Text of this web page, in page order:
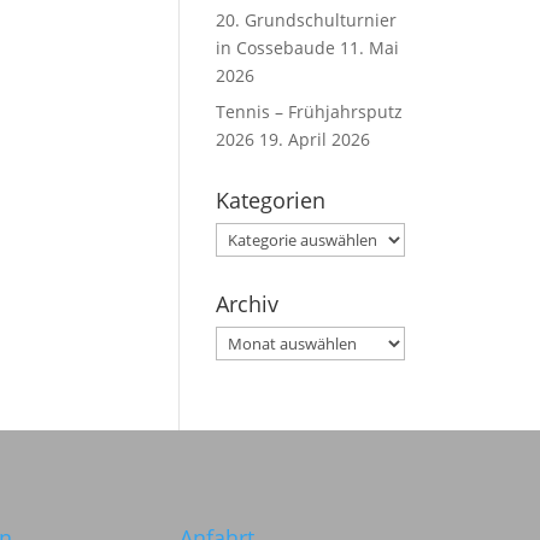
20. Grundschulturnier
in Cossebaude 11. Mai
2026
Tennis – Frühjahrsputz
2026 19. April 2026
Kategorien
Kategorien
Archiv
Archiv